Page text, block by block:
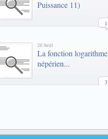
Puissance 11)
1
20 Avril
La fonction logarithme
népérien...
3
3